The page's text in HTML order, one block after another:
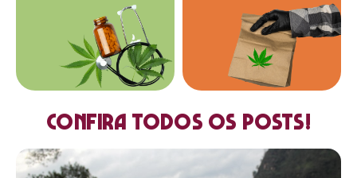
Confira todos os posts!